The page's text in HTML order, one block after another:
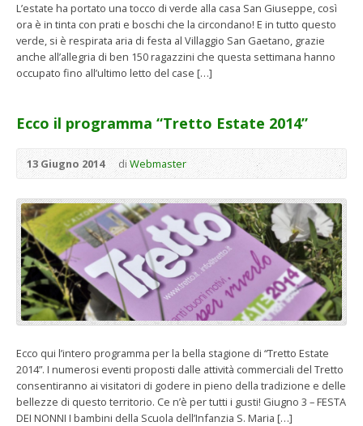
L’estate ha portato una tocco di verde alla casa San Giuseppe, così
ora è in tinta con prati e boschi che la circondano! E in tutto questo
verde, si è respirata aria di festa al Villaggio San Gaetano, grazie
anche all’allegria di ben 150 ragazzini che questa settimana hanno
occupato fino all’ultimo letto del case […]
Ecco il programma “Tretto Estate 2014”
13 Giugno 2014 diWebmaster
Ecco qui l’intero programma per la bella stagione di “Tretto Estate
2014”. I numerosi eventi proposti dalle attività commerciali del Tretto
consentiranno ai visitatori di godere in pieno della tradizione e delle
bellezze di questo territorio. Ce n’è per tutti i gusti! Giugno 3 – FESTA
DEI NONNI I bambini della Scuola dell’Infanzia S. Maria […]